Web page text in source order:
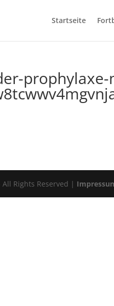
Startseite
Rights Reserved |